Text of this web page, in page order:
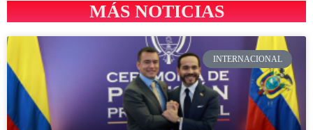
MÁS NOTICIAS
INTERNACIONAL